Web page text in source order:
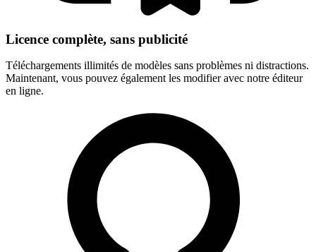
Licence complète, sans publicité
Téléchargements illimités de modèles sans problèmes ni distractions.
Maintenant, vous pouvez également les modifier avec notre éditeur
en ligne.